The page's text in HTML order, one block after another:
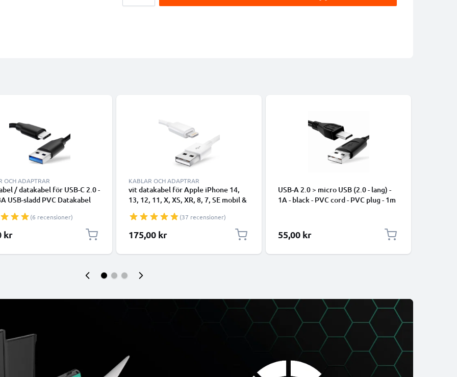
OCH ADAPTRAR
/ datakabel för USB-C 2.0 -
USB-sladd PVC Datakabel
(6 recensioner)
kr
KABLAR OCH ADAPTRAR
vit datakabel för Apple iPhone 14,
13, 12, 11, X, XS, XR, 8, 7, SE mobil &
överföring - USB-sladd(37 recensioner)
175,00 kr
USB-A 2.0 > micro USB (2.0 - lang) -
1A - black - PVC cord - PVC plug - 1m
55,00 kr